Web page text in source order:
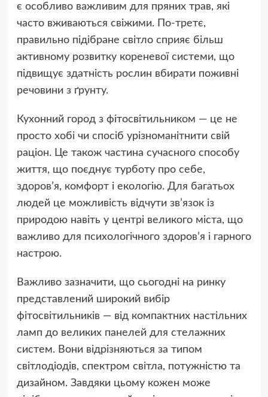
є особливо важливим для пряних трав, які
часто вживаються свіжими. По-третє,
правильно підібране світло сприяє більш
активному розвитку кореневої системи, що
підвищує здатність рослин вбирати поживні
речовини з ґрунту.
Кухонний город з фітосвітильником — це не
просто хобі чи спосіб урізноманітнити свій
раціон. Це також частина сучасного способу
життя, що поєднує турботу про себе,
здоров’я, комфорт і екологію. Для багатьох
людей це можливість відчути зв’язок із
природою навіть у центрі великого міста, що
важливо для психологічного здоров’я і гарного
настрою.
Важливо зазначити, що сьогодні на ринку
представлений широкий вибір
фітосвітильників — від компактних настільних
ламп до великих панелей для стелажних
систем. Вони відрізняються за типом
світлодіодів, спектром світла, потужністю та
дизайном. Завдяки цьому кожен може